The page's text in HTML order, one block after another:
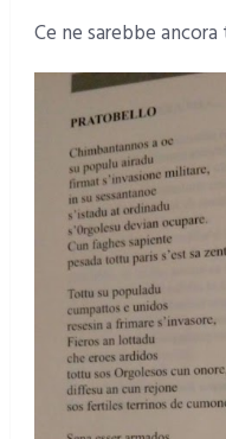
Ce ne sarebbe